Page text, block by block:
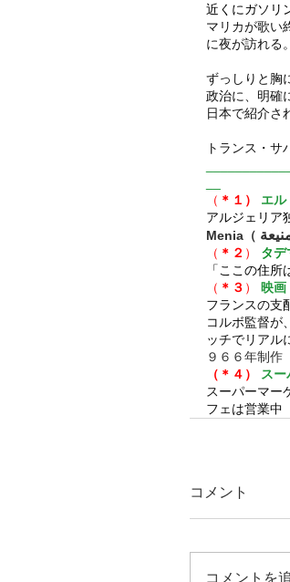
近くにガソリ
マリカが歌い
に夜が訪れる。
ずっしりと胸
政治に、明確
日本で紹介さ
トランス・サ
（ ＊１）
エル
アルジェリア
Menia（
（ ＊２ ） タデ
「ここの住
（ ＊３ ） 映画
フランスの支
コルボ監督が
ッチでリアル
９６６年制作
（＊４）
ス
スーパーマー
フェは営業中
コメント
コメントを